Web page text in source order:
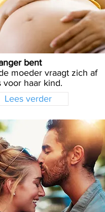
bent
moeder vraagt zich af
voor haar kind.
Lees verder